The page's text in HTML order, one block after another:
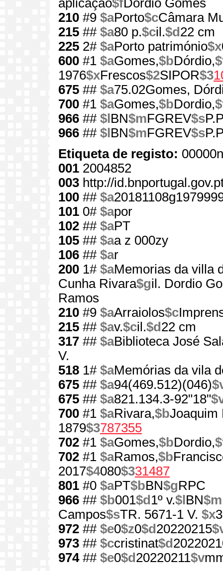
aplicação$fDordio Gomes
210 #9 $aPorto$cCâmara
215 ## $a80 p.$cil.$d 22 cm
225 2# $aPorto património$x
600 #1 $aGomes,$bDórdio,
1976$xFrescos$2SIPOR$3
675 ## $a75.02Gomes,
700 #1 $aGomes,$bDordio,
966 ## $l BN$mFGREV$s
966 ## $l BN$mFGREV$s
Etiqueta de registo:
001 2004852
003 http://
100 ## $a
101 0# $apor
102 ## $aPT
105 ## $aa z 000zy
106 ## $ar
200 1# $aMemorias da villa
Cunha Rivara$gil. Dordio
Ramos
210 #9 $aArraiolos$c
215 ## $av.$cil.$d 22 cm
317 ## $aBiblioteca José
V.
518 1# $aMemórias da vila
675 ## $a94(469.512)(046)
675 ## $a821.134.3-92"18"
700 #1 $aRivara,$bJoaquim
1879$3787355
702 #1 $aGomes,$bDordio,
702 #1 $aRamos,$b
2017$4080$331487
801 #0 $aPT$bBN$gRPC
966 ## $b001$d 1º v.$l BN$m
Campos$sTR. 5671-1 V. $x3
972 ## $e0$z0$d 20220215
973 ## $ccristinat$d
974## $e0$d 20220211$v